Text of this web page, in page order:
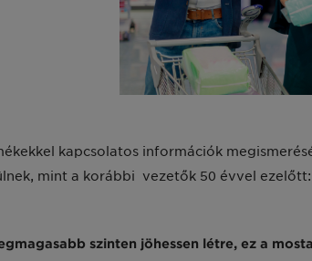
kapcsolatos információk
mint a korábbi vezetők 50 évvel
szinten jöhessen létre, ez a